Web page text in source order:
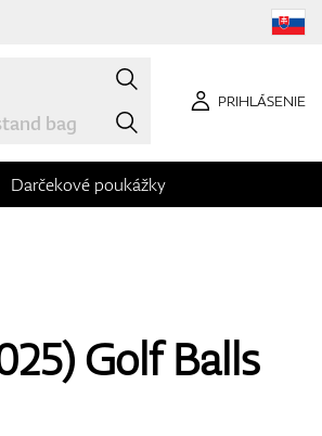
PRIHLÁSENIE
Darčekové poukážky
Golf Balls